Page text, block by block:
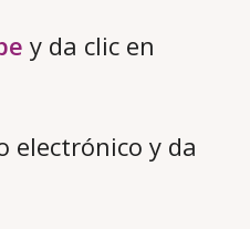
y da clic en
electrónico y da